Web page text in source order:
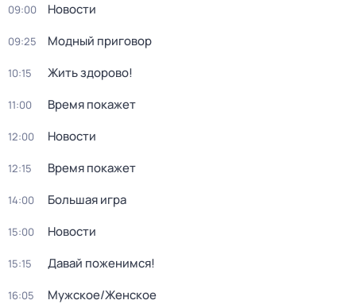
09:00 Новости
09:25 Модный приговор
10:15 Жить здорово!
11:00 Время покажет
12:00 Новости
12:15 Время покажет
14:00 Большая игра
15:00 Новости
15:15 Давай поженимся!
16:05 Мужское/Женское